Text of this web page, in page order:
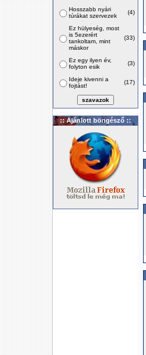
Hosszabb nyári
túrákat szervezek
(4)
Ez hülyeség, most
is 5ezerért
tankoltam, mint
máskor
(33)
Ez egy ilyen év,
folyton esik
(3)
Ideje kivenni a
fojtást!
(17)
:: Ajánlott böngésző ::